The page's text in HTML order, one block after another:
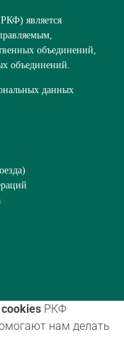
является
объединений,
объединений.
данных
)
РКФ
нам делать